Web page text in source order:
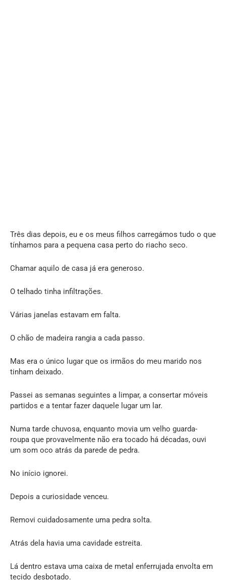
Três dias depois, eu e os meus filhos carregámos tudo o que
tínhamos para a pequena casa perto do riacho seco.
Chamar aquilo de casa já era generoso.
O telhado tinha infiltrações.
Várias janelas estavam em falta.
O chão de madeira rangia a cada passo.
Mas era o único lugar que os irmãos do meu marido nos
tinham deixado.
Passei as semanas seguintes a limpar, a consertar móveis
partidos e a tentar fazer daquele lugar um lar.
Numa tarde chuvosa, enquanto movia um velho guarda-
roupa que provavelmente não era tocado há décadas, ouvi
um som oco atrás da parede de pedra.
No início ignorei.
Depois a curiosidade venceu.
Removi cuidadosamente uma pedra solta.
Atrás dela havia uma cavidade estreita.
Lá dentro estava uma caixa de metal enferrujada envolta em
tecido desbotado.